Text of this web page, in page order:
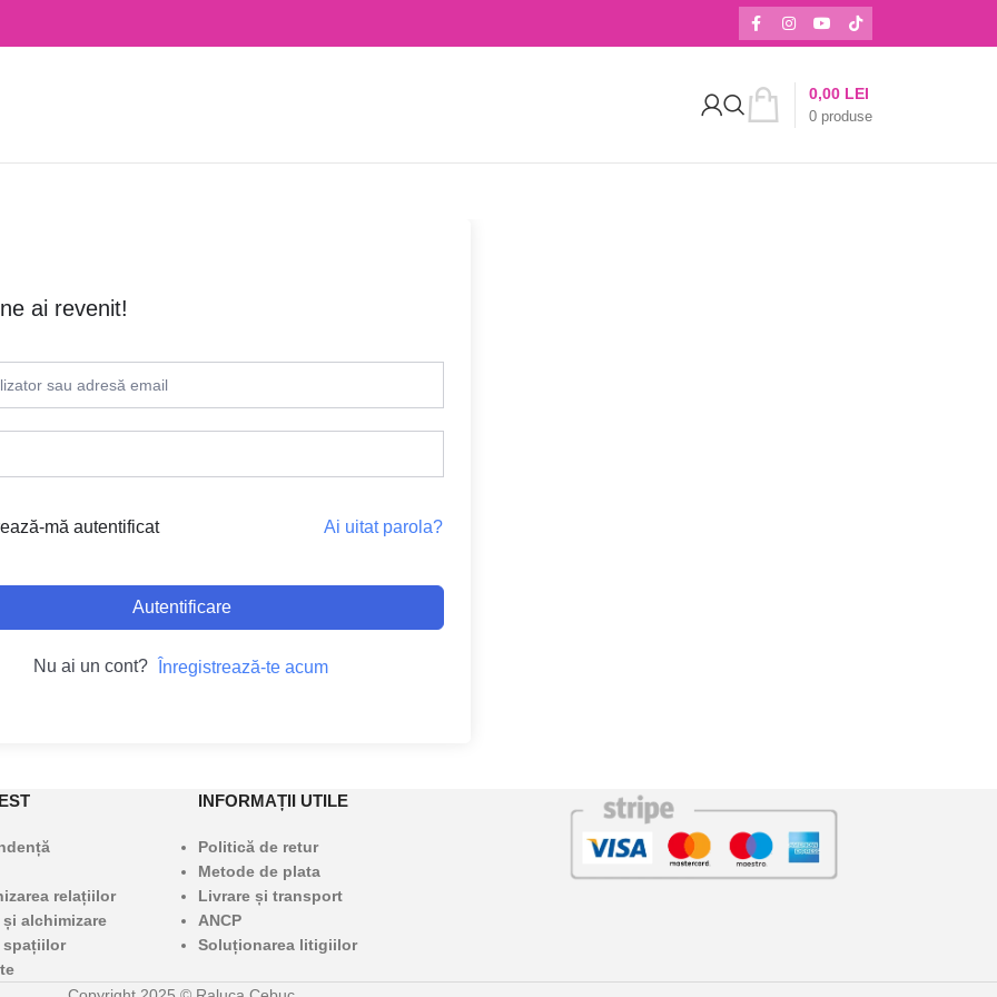
0 produse
0,00 LEI
ai revenit!
mă autentificat Ai uitat parola?
Autentificare
Nu ai un cont? Înregistrează-te acum
relațiilor
alchimizare
spațiilor
INFORMAȚII UTILE
Politică de retur
Metode de plata
Livrare și transport
ANCP
Soluționarea litigiilor